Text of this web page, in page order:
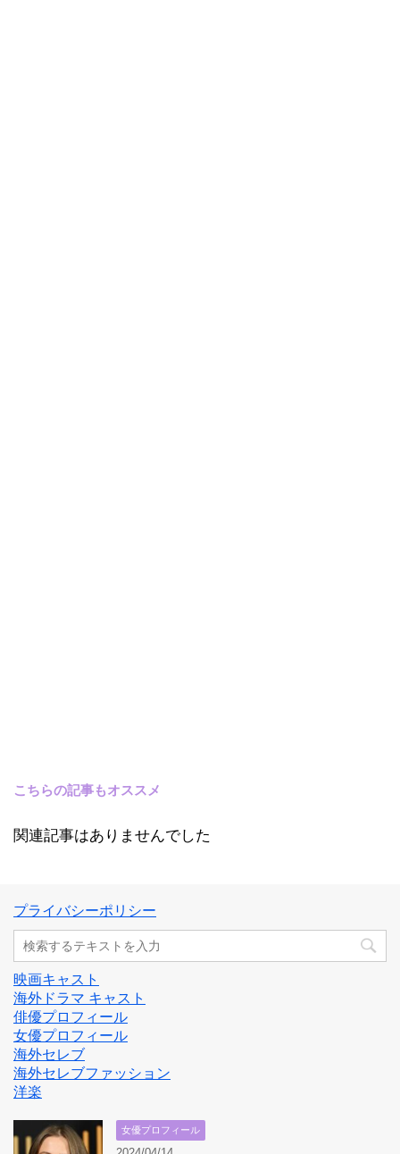
こちらの記事もオススメ
関連記事はありませんでした
プライバシーポリシー
映画キャスト
海外ドラマ キャスト
俳優プロフィール
女優プロフィール
海外セレブ
海外セレブファッション
洋楽
女優プロフィール